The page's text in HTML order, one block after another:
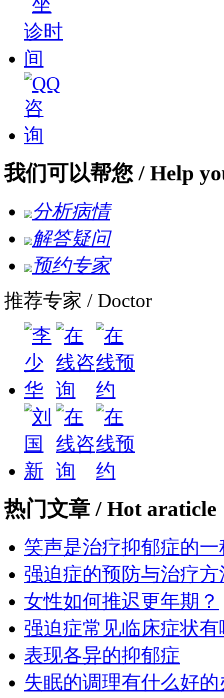
我们可以帮您 / Help
分析病情
解答疑问
预约专家
推荐专家 / Doctor
热门文章 / Hot araticle
笑声是治疗抑郁症的
强迫症的预防与治疗
女性如何推迟更年期？
强迫症常见临床症状有
表现各异的抑郁症
失眠的调理有什么好